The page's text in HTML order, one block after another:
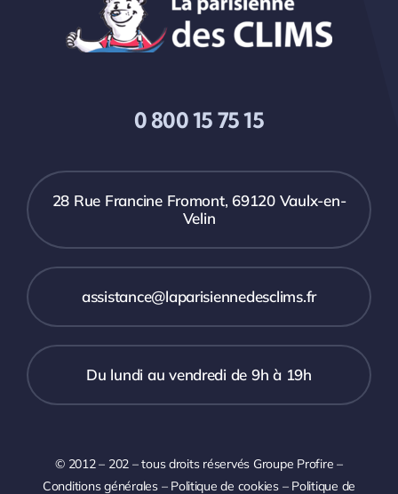
0 800 15 75 15
28 Rue Francine Fromont, 69120 Vaulx-en-
Velin
assistance@laparisiennedesclims.fr
Du lundi au vendredi de 9h à 19h
© 2012 – 202 – tous droits réservés Groupe Profire –
Conditions générales– Politique de cookies– Politique de